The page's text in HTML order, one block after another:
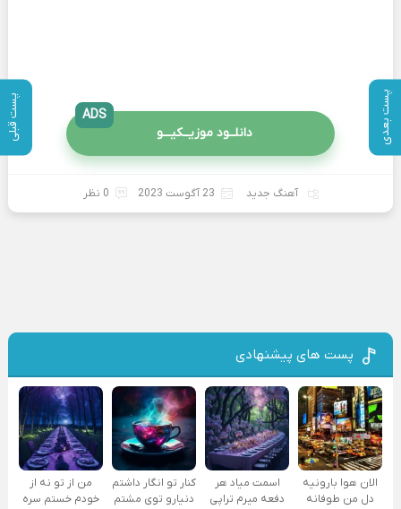
پست بعدی پست قبلی دانلــود موزیــکیـــو
ADS
آهنگ جدید 23 آگوست 2023 0 نظر
پست های پیشنهادی
الان هوا بارونیه
دل من طوفانه
اسمت میاد هر
دفعه میرم تراپی
کنار تو انگار داشتم
دنیارو توی مشتم
من از تو نه از
خودم خستم سره